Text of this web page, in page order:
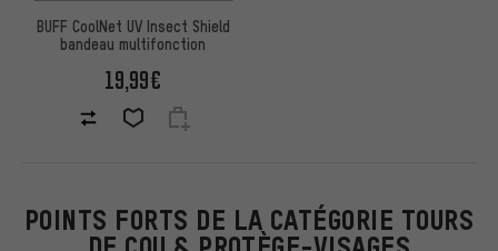
BUFF CoolNet UV Insect Shield
bandeau multifonction
19,99€
POINTS FORTS DE LA CATÉGORIE TOURS